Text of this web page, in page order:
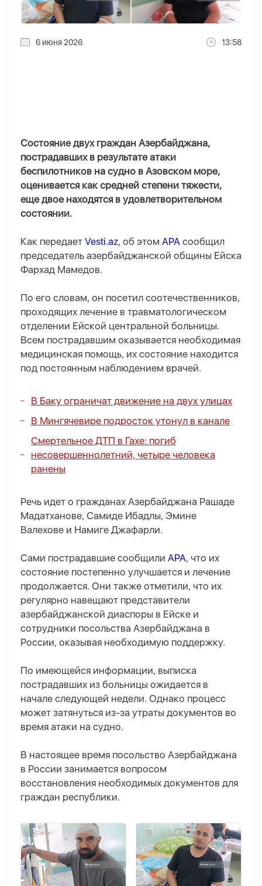
6 июня 2026 13:58
Состояние двух граждан Азербайджана,
пострадавших в результате атаки
беспилотников на судно в Азовском море,
оценивается как средней степени тяжести,
еще двое находятся в удовлетворительном
состоянии.
Как передает Vesti.az, об этом APA сообщил
председатель азербайджанской общины Ейска
Фархад Мамедов.
По его словам, он посетил соотечественников,
проходящих лечение в травматологическом
отделении Ейской центральной больницы.
Всем пострадавшим оказывается необходимая
медицинская помощь, их состояние находится
под постоянным наблюдением врачей.
В Баку ограничат движение на двух улицах
В Мингячевире подросток утонул в канале
Смертельное ДТП в Гахе: погиб
несовершеннолетний, четыре человека
ранены
Речь идет о гражданах Азербайджана Рашаде
Мадатханове, Самиде Ибадлы, Эмине
Валехове и Намиге Джафарли.
Сами пострадавшие сообщили APA, что их
состояние постепенно улучшается и лечение
продолжается. Они также отметили, что их
регулярно навещают представители
азербайджанской диаспоры в Ейске и
сотрудники посольства Азербайджана в
России, оказывая необходимую поддержку.
По имеющейся информации, выписка
пострадавших из больницы ожидается в
начале следующей недели. Однако процесс
может затянуться из-за утраты документов во
время атаки на судно.
В настоящее время посольство Азербайджана
в России занимается вопросом
восстановления необходимых документов для
граждан республики.